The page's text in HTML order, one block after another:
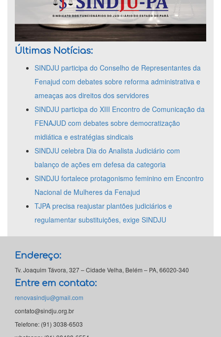
Últimas Notícias:
SINDJU participa do Conselho de Representantes da
Fenajud com debates sobre reforma administrativa e
ameaças aos direitos dos servidores
SINDJU participa do XIII Encontro de Comunicação da
FENAJUD com debates sobre democratização
midiática e estratégias sindicais
SINDJU celebra Dia do Analista Judiciário com
balanço de ações em defesa da categoria
SINDJU fortalece protagonismo feminino em Encontro
Nacional de Mulheres da Fenajud
TJPA precisa reajustar plantões judiciários e
regulamentar substituições, exige SINDJU
Endereço:
Tv. Joaquim Távora, 327 – Cidade Velha, Belém – PA, 66020-340
Entre em contato:
renovasindju@gmail.com
contato@sindju.org.br
Telefone: (91) 3038-6503